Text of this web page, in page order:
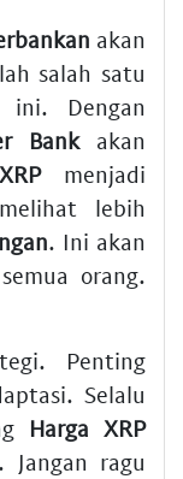
akan
salah satu
ini. Dengan
Bankakan
menjadi
lebih
. Ini akan
orang.
Penting
Selalu
Harga XRP
ragu